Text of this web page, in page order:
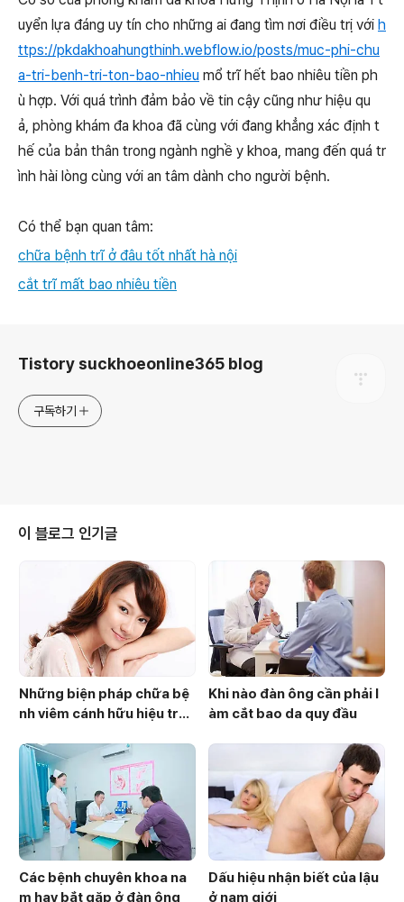
uyển lựa đáng uy tín cho những ai đang tìm nơi điều trị với h
ttps://pkdakhoahungthinh.webflow.io/posts/muc-phi-chu
a-tri-benh-tri-ton-bao-nhieu mổ trĩ hết bao nhiêu tiền ph
ù hợp. Với quá trình đảm bảo về tin cậy cũng như hiệu qu
ả, phòng khám đa khoa đã cùng với đang khẳng xác định t
hế của bản thân trong ngành nghề y khoa, mang đến quá tr
ình hài lòng cùng với an tâm dành cho người bệnh.
Có thể bạn quan tâm:
chữa bệnh trĩ ở đâu tốt nhất hà nội
cắt trĩ mất bao nhiêu tiền
Tistory suckhoeonline365 blog
구독하기
이 블로그 인기글
Những biện pháp chữa bệ
nh viêm cánh hữu hiệu trên
Khi nào đàn ông cần phải l
àm cắt bao da quy đầu
Các bệnh chuyên khoa na
m hay bắt gặp ở đàn ông
Dấu hiệu nhận biết của lậu
ở nam giới